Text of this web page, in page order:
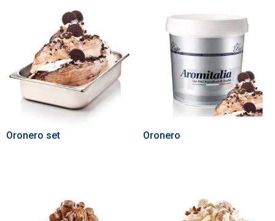
Oronero set Oronero